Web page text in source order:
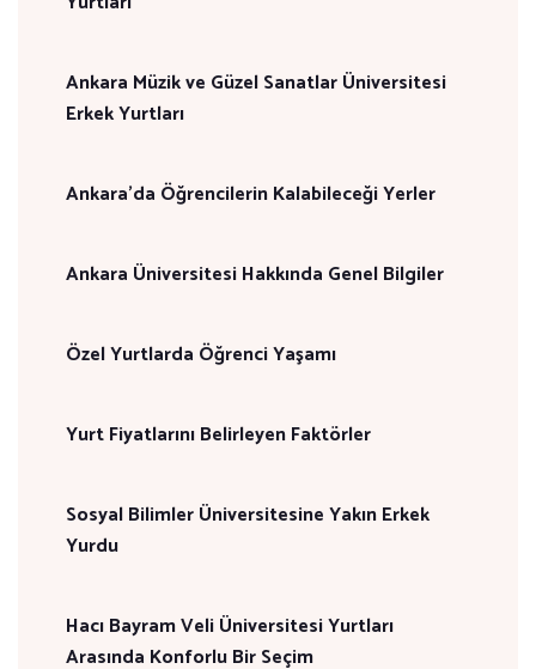
Ankara Müzik ve Güzel Sanatlar Üniversitesi
Erkek Yurtları
Ankara’da Öğrencilerin Kalabileceği Yerler
Ankara Üniversitesi Hakkında Genel Bilgiler
Özel Yurtlarda Öğrenci Yaşamı
Yurt Fiyatlarını Belirleyen Faktörler
Sosyal Bilimler Üniversitesine Yakın Erkek
Yurdu
Hacı Bayram Veli Üniversitesi Yurtları
Arasında Konforlu Bir Seçim